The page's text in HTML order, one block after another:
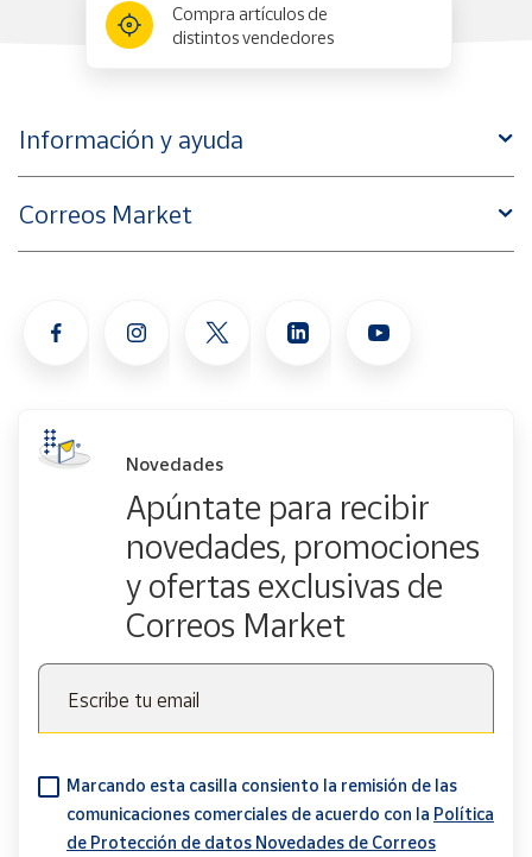
Compra artículos de
distintos vendedores
Información y ayuda
Correos Market
Novedades
Apúntate para recibir
novedades, promociones
y ofertas exclusivas de
Correos Market
Escribe tu email
Marcando esta casilla consiento la remisión de las
comunicaciones comerciales de acuerdo con la Política
de Protección de datos Novedades de Correos